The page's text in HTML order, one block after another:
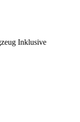
Inklusive